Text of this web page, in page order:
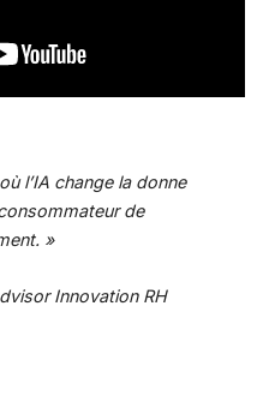
l’IA change la donne
de
»
Innovation RH